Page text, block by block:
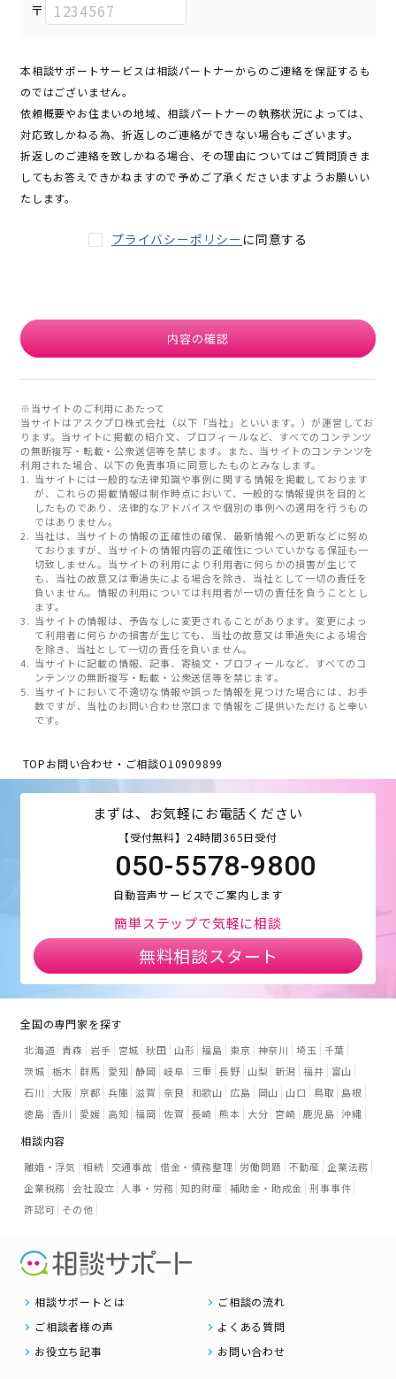
〒
本相談サポートサービスは相談パートナーからのご連絡を保証するも
のではございません。
依頼概要やお住まいの地域、相談パートナーの執務状況によっては、
対応致しかねる為、折返しのご連絡ができない場合もございます。
折返しのご連絡を致しかねる場合、その理由についてはご質問頂きま
してもお答えできかねますので予めご了承くださいますようお願いい
たします。
プライバシーポリシー に同意する
内容の確認
※当サイトのご利用にあたって
当サイトはアスクプロ株式会社（以下「当社」といいます。）が運営してお
ります。当サイトに掲載の紹介文、プロフィールなど、すべてのコンテンツ
の無断複写・転載・公衆送信等を禁じます。また、当サイトのコンテンツを
利用された場合、以下の免責事項に同意したものとみなします。
当サイトには一般的な法律知識や事例に関する情報を掲載しております
が、これらの掲載情報は制作時点において、一般的な情報提供を目的と
したものであり、法律的なアドバイスや個別の事例への適用を行うもの
ではありません。
当社は、当サイトの情報の正確性の確保、最新情報への更新などに努め
ておりますが、当サイトの情報内容の正確性についていかなる保証も一
切致しません。当サイトの利用により利用者に何らかの損害が生じて
も、当社の故意又は重過失による場合を除き、当社として一切の責任を
負いません。情報の利用については利用者が一切の責任を負うこととし
ます。
当サイトの情報は、予告なしに変更されることがあります。変更によっ
て利用者に何らかの損害が生じても、当社の故意又は重過失による場合
を除き、当社として一切の責任を負いません。
当サイトに記載の情報、記事、寄稿文・プロフィールなど、すべてのコ
ンテンツの無断複写・転載・公衆送信等を禁じます。
当サイトにおいて不適切な情報や誤った情報を見つけた場合には、お手
数ですが、当社のお問い合わせ窓口まで情報をご提供いただけると幸い
です。
TOPお問い合わせ・ご相談O10909899
まずは、お気軽にお電話ください
【受付無料】24時間365日受付
050-5578-9800
自動音声サービスでご案内します
簡単ステップで気軽に相談
無料相談スタート
全国の専門家を探す
北海道 青森 岩手 宮城 秋田 山形 福島 東京 神奈川 埼玉
千葉
茨城 栃木 群馬 愛知 静岡 岐阜 三重 長野 山梨 新潟 福井
富山
石川
大阪 京都 兵庫 滋賀 奈良 和歌山 広島 岡山 山口 鳥取
島根
徳島 香川 愛媛 高知 福岡 佐賀 長崎 熊本 大分 宮崎 鹿児島 沖縄
相談内容
離婚・浮気 相続 交通事故 借金・債務整理 労働問題 不動産 企業法務
企業税務 会社設立 人事・労務 知的財産 補助金・助成金 刑事事件
許認可 その他
相談サポートとは
ご相談の流れ
ご相談者様の声
よくある質問
お役立ち記事
お問い合わせ